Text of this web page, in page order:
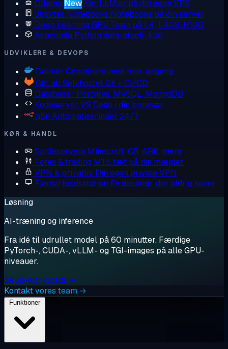
Ollama New Kør LLM'er på din egen VPS
Jupyter Notebooks Notebooks på din server
Deep Learning GPU Træn på L4, L40S, H100
Anaconda Python data-stack, klar
UDVIKLERE & DEVOPS
Docker Containere med root-adgang
GitLab Selvhostet Git + CI/CD
Databaser Postgres, MySQL, MongoDB
Kodeserver VS Code i din browser
n8n Automatiseringer 24/7
KØR & HANDL
Spilleservere Minecraft, CS, ARK, mere
Forex & trading MT5 tæt på din mægler
VPN & privatliv Din egen private VPN
Fjernarbejdsstation En desktop, der aldrig sover
Løsning
AI-træning og inference
Fra idé til udrullet model på 60 minutter. Færdige
PyTorch-, CUDA-, vLLM- og TGI-images på alle GPU-
niveauer.
Se AI-workloads →
Kontakt vores team →
Funktioner